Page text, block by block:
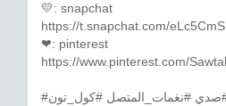
💛: snapchat
https://t.snapchat.com/
❤: pinterest
https://www.pinterest.com/
#اس_تي_سي #صدي #نغمات_المتصل #كول_تون